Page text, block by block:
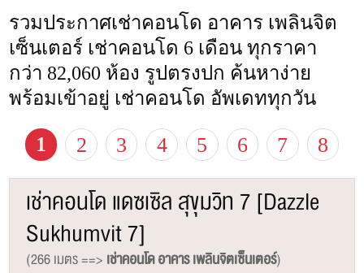
รวมประกาศเช่าคอนโด อาคาร เพลินจิต
เซ็นเตอร์ เช่าคอนโด 6 เดือน ทุกราคา
กว่า 82,060 ห้อง รูปตรงปก ค้นหาง่าย
พร้อมเข้าอยู่ เช่าคอนโด อัพเดททุกวัน
1 2 3 4 5 6 7 8
เช่าคอนโด แดซเซิล สุขุมวิท 7 [Dazzle
Sukhumvit 7]
(266 เมตร ==> เช่าคอนโด อาคาร เพลินจิตเซ็นเตอร์)